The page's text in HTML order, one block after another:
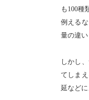
も100種
例える
量の違
しかし
てしま
延など